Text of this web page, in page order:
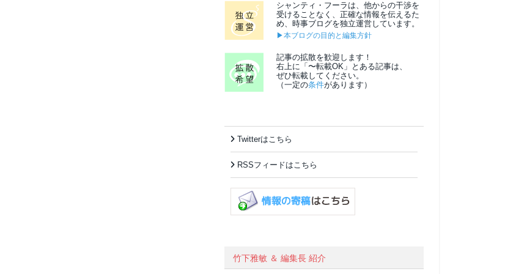
シャンティ・フーラは、他からの干渉を
受けることなく、正確な情報を伝えるた
め、時事ブログを独立運営しています。
▶本ブログの目的と編集方針
記事の拡散を歓迎します！
右上に「〜転載OK」とある記事は、
ぜひ転載してください。
（一定の条件があります）
Twitterはこちら
RSSフィードはこちら
竹下雅敏 ＆ 編集長 紹介